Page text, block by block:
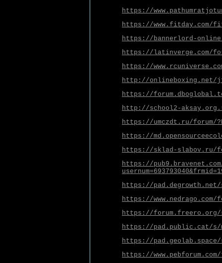
https://
https://www.fitday.com/
https://bannerlord-
https://latinverge.com/
https://
http://onlineboxing.net/
https://
http://school2-
https://umczdt.ru/forum/
https://
https://sklad-slabov.ru/
https://
https://pad.degrowth.net/
https://
https://forum.freero.org/
https://pad.public.cat/s/
https://pad.geolab.space/
https://